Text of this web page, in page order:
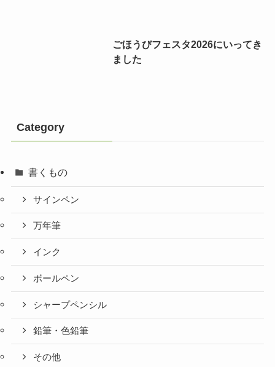
ごほうびフェスタ2026にいってき
ました
Category
書くもの
サインペン
万年筆
インク
ボールペン
シャープペンシル
鉛筆・色鉛筆
その他